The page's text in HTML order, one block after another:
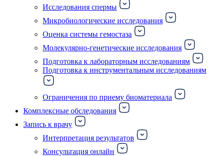
Исследования спермы
Микробиологические исследования
Оценка системы гемостаза
Молекулярно-генетические исследования
Подготовка к лабораторным исследованиям
Подготовка к инструментальным исследованиям
Ограничения по приему биоматериала
Комплексные обследования
Запись к врачу
Интерпретация результатов
Консультация онлайн